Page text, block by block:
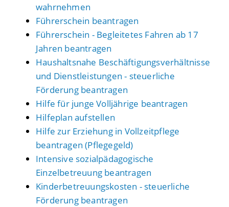
wahrnehmen
Führerschein beantragen
Führerschein - Begleitetes Fahren ab 17
Jahren beantragen
Haushaltsnahe Beschäftigungsverhältnisse
und Dienstleistungen - steuerliche
Förderung beantragen
Hilfe für junge Volljährige beantragen
Hilfeplan aufstellen
Hilfe zur Erziehung in Vollzeitpflege
beantragen (Pflegegeld)
Intensive sozialpädagogische
Einzelbetreuung beantragen
Kinderbetreuungskosten - steuerliche
Förderung beantragen